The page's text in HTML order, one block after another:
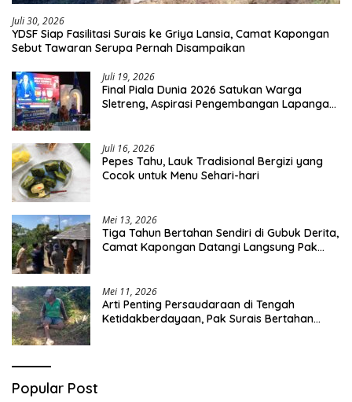
Juli 30, 2026
YDSF Siap Fasilitasi Surais ke Griya Lansia, Camat Kapongan
Sebut Tawaran Serupa Pernah Disampaikan
Juli 19, 2026
Final Piala Dunia 2026 Satukan Warga
Sletreng, Aspirasi Pengembangan Lapangan
Juli 16, 2026
Pepes Tahu, Lauk Tradisional Bergizi yang
Cocok untuk Menu Sehari-hari
Mei 13, 2026
Tiga Tahun Bertahan Sendiri di Gubuk Derita,
Camat Kapongan Datangi Langsung Pak
Mei 11, 2026
Arti Penting Persaudaraan di Tengah
Ketidakberdayaan, Pak Surais Bertahan
Popular Post